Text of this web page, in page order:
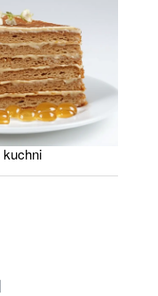
kuchni